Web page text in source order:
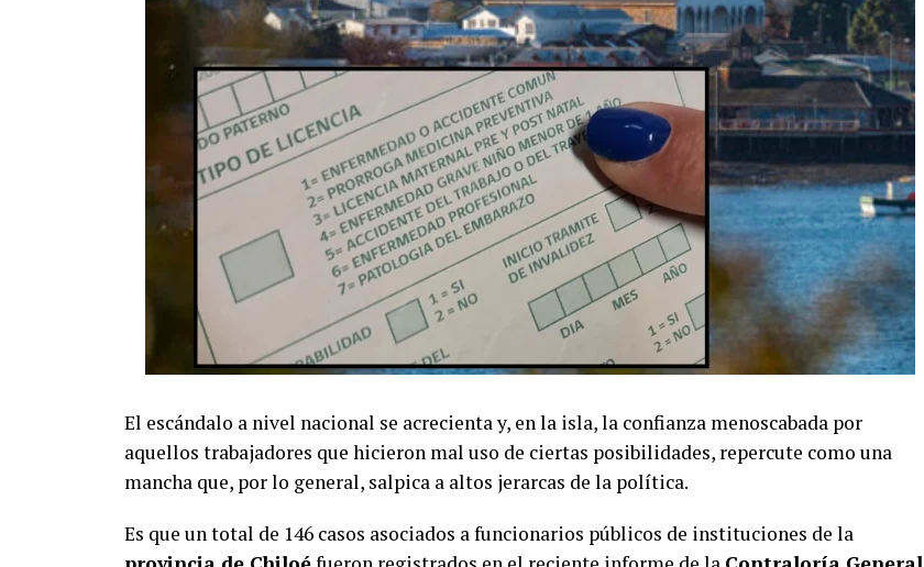
El escándalo a nivel nacional se acrecienta y, en la isla, la confianza menoscabada por
aquellos trabajadores que hicieron mal uso de ciertas posibilidades, repercute como una
mancha que, por lo general, salpica a altos jerarcas de la política.
Es que un total de 146 casos asociados a funcionarios públicos de instituciones de la